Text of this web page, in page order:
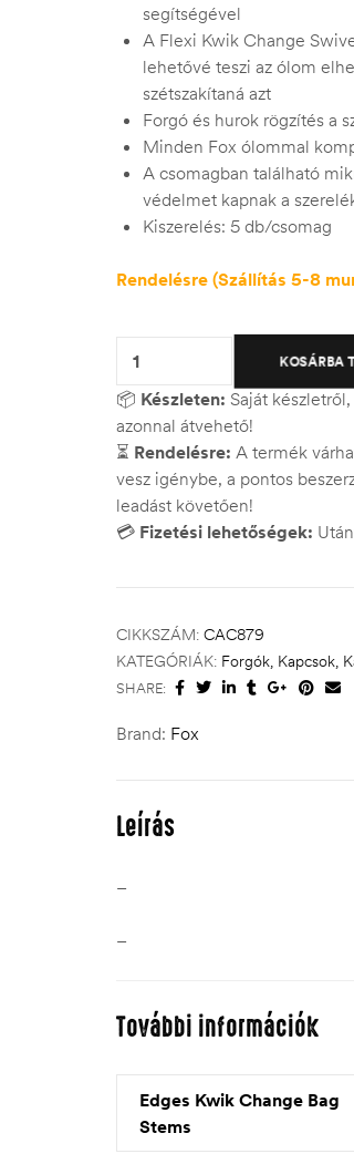
segítségével
A Flexi Kwik Change
lehetővé teszi az ólom
szétszakítaná azt
Forgó és hurok rögzítés a
Minden Fox ólommal
A csomagban található
védelmet kapnak a
Kiszerelés: 5 db/csomag
Rendelésre (Szállítás 5-8
KOSÁRBA
📦 Készleten: Saját
azonnal átvehető!
⏳ Rendelésre: A termék
vesz igénybe, a pontos
leadást követően!
💳 Fizetési lehetőségek:
CIKKSZÁM: CAC879
KATEGÓRIÁK: Forgók, Kapcsok,
SHARE:
Brand: Fox
Leírás
–
–
További információk
Edges Kwik Change Bag
Stems